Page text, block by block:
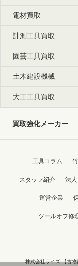
電材買取
計測工具買取
園芸工具買取
土木建設機械
大工工具買取
買取強化メーカー
工具コラム
スタッフ紹介 法
運営企業
ツールオフ修
株式会社ライズ 【古